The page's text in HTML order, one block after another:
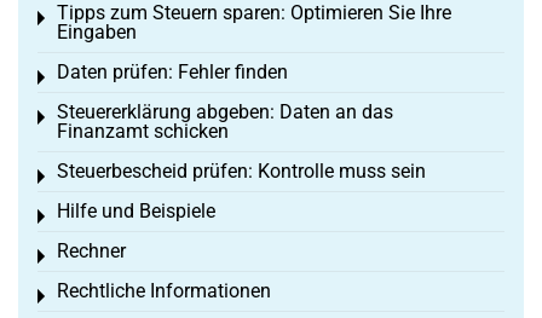
Tipps zum Steuern sparen: Optimieren Sie Ihre
Eingaben
Toggle menu
Daten prüfen: Fehler finden
Toggle menu
Steuererklärung abgeben: Daten an das
Finanzamt schicken
Toggle menu
Steuerbescheid prüfen: Kontrolle muss sein
Toggle menu
Hilfe und Beispiele
Toggle menu
Rechner
Toggle menu
Rechtliche Informationen
Toggle menu